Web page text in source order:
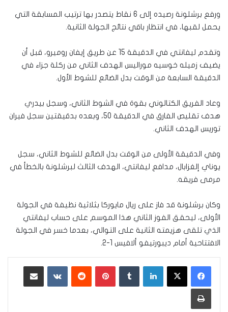
ورفع برشلونة رصيده إلى 6 نقاط يتصدر بها ترتيب المسابقة التي
يحمل لقبها، في انتظار باقي نتائج الجولة الثانية.
وتقدم ليفانتي في الدقيقة 15 عن طريق إيفان روميرو، قبل أن
يضيف زميله خوسيه موراليس الهدف الثاني من ركلة جزاء في
الدقيقة السابعة من الوقت بدل الضائع للشوط الأول.
وعاد الفريق الكتالوني بقوة في الشوط الثاني، وسجل بيدري
هدف تقليص الفارق في الدقيقة 50، وبعده بدقيقتين سجل فيران
توريس الهدف الثاني.
وفي الدقيقة الأولى من الوقت بدل الضائع للشوط الثاني، سجل
يوناي إلغزابال، مدافع ليفانتي، الهدف الثالث لبرشلونة بالخطأ في
مرمى فريقه.
وكان برشلونة قد فاز على ريال مايوركا بثلاثية نظيفة في الجولة
الأولى، ليحقق الفوز الثاني هذا الموسم على حساب ليفانتي
الذي تلقى هزيمته الثانية على التوالي، بعدما خسر في الجولة
الافتتاحية أمام ديبورتيفو ألافيس 1-2.
لينكدإن بينتيريست ‏VKontakte
طباعة